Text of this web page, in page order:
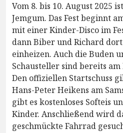
Vom 8. bis 10. August 2025
Jemgum. Das Fest beginnt
mit einer Kinder-Disco im
dann Biber und Richard
einheizen. Auch die Buden
Schausteller sind bereits
Den offiziellen Startschuss
Hans-Peter Heikens am
gibt es kostenloses Softeis
Kinder. Anschließend wird
geschmückte Fahrrad